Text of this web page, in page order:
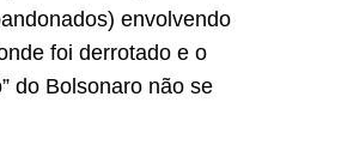
envolvendo
foi derrotado e o
do Bolsonaro não se